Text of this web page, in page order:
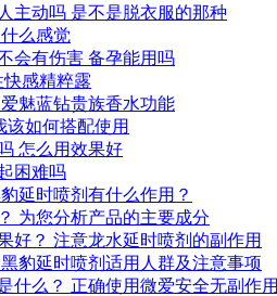
主动吗 是不是脱衣服的那种
么感觉
会有伤害 备孕能用吗
感精粹露
魅蓝钻贵族香水功能
如何搭配使用
怎么用效果好
困难吗
延时喷剂有什么作用？
为您分析产品的主要成分
好？ 注意龙水延时喷剂的副作用
豹延时喷剂适用人群及注意事项
什么？ 正确使用微爱安全无副作用